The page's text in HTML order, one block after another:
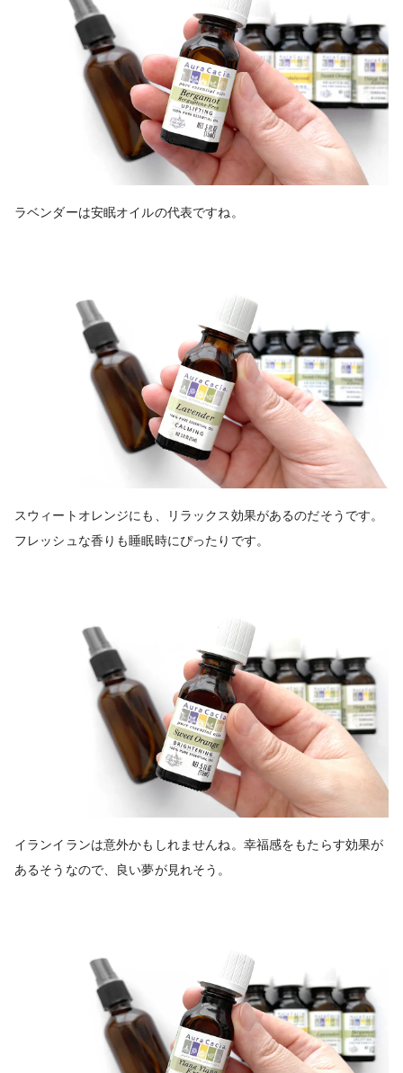
ラベンダーは安眠オイルの代表ですね。
スウィートオレンジにも、リラックス効果があるのだそうです。
フレッシュな香りも睡眠時にぴったりです。
イランイランは意外かもしれませんね。幸福感をもたらす効果が
あるそうなので、良い夢が見れそう。